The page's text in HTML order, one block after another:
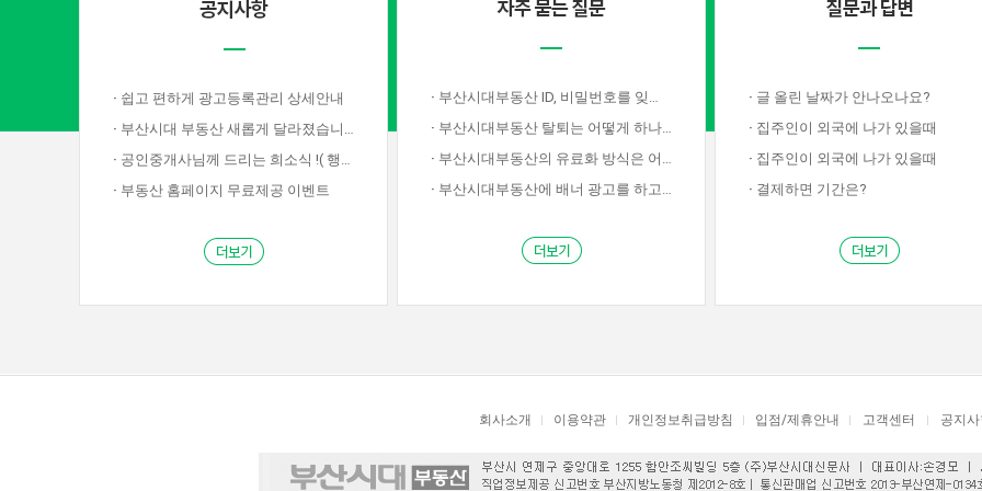
· 쉽고 편하게 광고등록관리 상세안내
· 부산시대 부동산 새롭게 달라졌습니다!
· 공인중개사님께 드리는 희소식 !( 행사종료)
· 부동산 홈페이지 무료제공 이벤트
· 부산시대부동산 ID, 비밀번호를 잊어버렸습니다.
· 부산시대부동산 탈퇴는 어떻게 하나요?
· 부산시대부동산의 유료화 방식은 어떤지요?
· 부산시대부동산에 배너 광고를 하고싶습니다.
· 글 올린 날짜가 안나오나요?
· 집주인이 외국에 나가 있을때
· 집주인이 외국에 나가 있을때
· 결제하면 기간은?
회사소개 이용약관 개인정보취급방침 입점/제휴안내 고객센터 공지